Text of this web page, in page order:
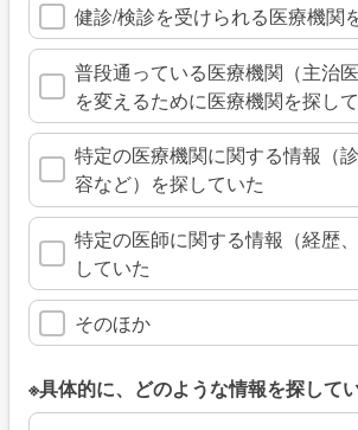
健診/検診を受けられる医療機関
普段通っている医療機関（主治医
を変えるために医療機関を探し
特定の医療機関に関する情報（
容など）を探していた
特定の医師に関する情報（経歴
していた
そのほか
※具体的に、どのような情報を探して